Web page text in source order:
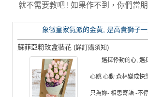
就不需要教吧 ! 如果作不到，你們當
象徵皇家氣派的金黃, 是高貴獅子
蘇菲亞粉玫盒裝花 (詳訂購須知)
選擇悸動的心, 選
心跳 心動 森林變成快
只為妳- 相思寄語 -不